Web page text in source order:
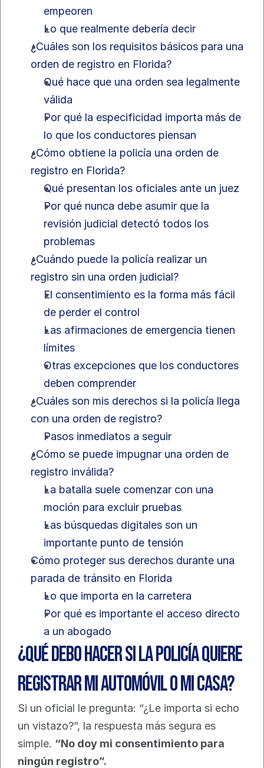
empeoren
Lo que realmente debería decir
¿Cuáles son los requisitos básicos para una
orden de registro en Florida?
Qué hace que una orden sea legalmente
válida
Por qué la especificidad importa más de
lo que los conductores piensan
¿Cómo obtiene la policía una orden de
registro en Florida?
Qué presentan los oficiales ante un juez
Por qué nunca debe asumir que la
revisión judicial detectó todos los
problemas
¿Cuándo puede la policía realizar un
registro sin una orden judicial?
El consentimiento es la forma más fácil
de perder el control
Las afirmaciones de emergencia tienen
límites
Otras excepciones que los conductores
deben comprender
¿Cuáles son mis derechos si la policía llega
con una orden de registro?
Pasos inmediatos a seguir
¿Cómo se puede impugnar una orden de
registro inválida?
La batalla suele comenzar con una
moción para excluir pruebas
Las búsquedas digitales son un
importante punto de tensión
Cómo proteger sus derechos durante una
parada de tránsito en Florida
Lo que importa en la carretera
Por qué es importante el acceso directo
a un abogado
¿Qué debo hacer si la policía quiere
registrar mi automóvil o mi casa?
Si un oficial le pregunta: “¿Le importa si echo
un vistazo?”, la respuesta más segura es
simple. “No doy mi consentimiento para
ningún registro”.